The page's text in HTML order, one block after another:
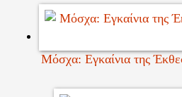
Μόσχα: Εγκαίνια της